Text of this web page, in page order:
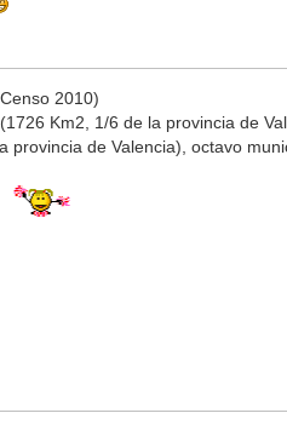
2010)
Km2, 1/6 de la provincia de
de Valencia), octavo